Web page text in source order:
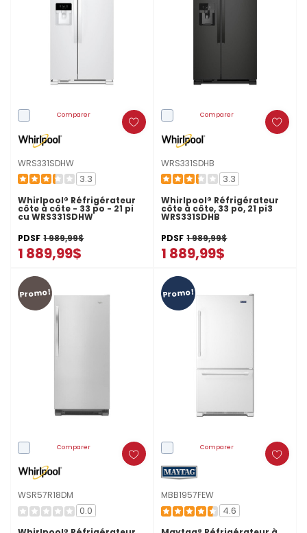
Comparer
WRS331SDHW
3.3
Whirlpool® Réfrigérateur
côte à côte - 33 po - 21 pi
cu WRS331SDHW
PDSF 1 989,99$
1 889,99$
Comparer
WRS331SDHB
3.3
Whirlpool® Réfrigérateur
côte à côte, 33 po, 21 pi3
WRS331SDHB
PDSF 1 989,99$
1 889,99$
Promo!
Comparer
WSR57R18DM
0.0
Promo!
Comparer
MBB1957FEW
4.6